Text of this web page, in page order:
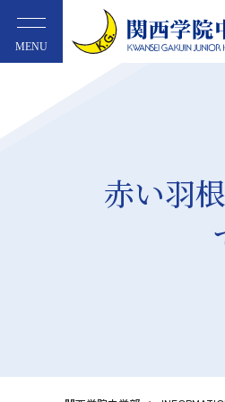
MENU
赤い羽